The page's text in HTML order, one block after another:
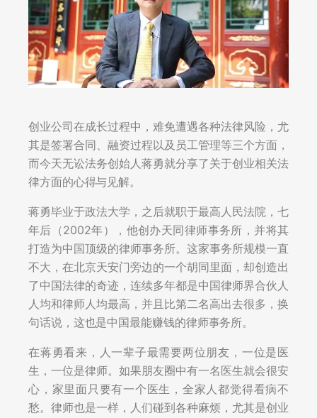
创业公司在成长过程中，难免遭遇各种法律风险，尤
其是签署合同、融资过程以及员工管理等三个方面，
而今天无讼法务创始人蒋勇就分享了关于创业相关法
律方面的心得与见解。
蒋勇毕业于政法大学，之后就职于最高人民法院，七
年后（2002年），他创办天同律师事务所，并将其
打造为中国顶级的律师事务所。这家事务所规模一直
不大，在北京天安门旁边的一个胡同里面，却创造出
了中国法律的奇迹，连续多年都是中国律师界合伙人
人均和律师人均最高，并且比第二名高出去很多，换
句话说，这也是中国最能赚钱的律师事务所。
在蒋勇看来，人一辈子最需要两位朋友，一位是医
生，一位是律师。如果朋友圈中有一名医生就会很安
心，家里面只要有一个医生，全家人都觉得看病不
愁。律师也是一样，人们碰到各种麻烦，尤其是创业